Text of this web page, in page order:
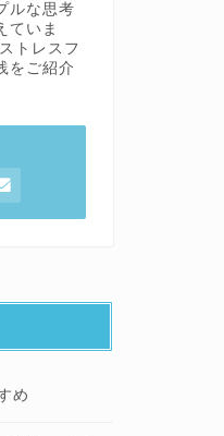
ルな思考
ていま
トレスフ
をご紹介
め